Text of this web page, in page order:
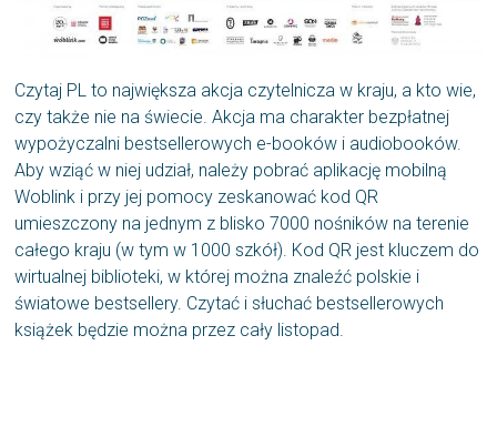
Czytaj PL to największa akcja czytelnicza w kraju, a kto wie,
czy także nie na świecie. Akcja ma charakter bezpłatnej
wypożyczalni bestsellerowych e-booków i audiobooków.
Aby wziąć w niej udział, należy pobrać aplikację mobilną
Woblink i przy jej pomocy zeskanować kod QR
umieszczony na jednym z blisko 7000 nośników na terenie
całego kraju (w tym w 1000 szkół). Kod QR jest kluczem do
wirtualnej biblioteki, w której można znaleźć polskie i
światowe bestsellery. Czytać i słuchać bestsellerowych
książek będzie można przez cały listopad.